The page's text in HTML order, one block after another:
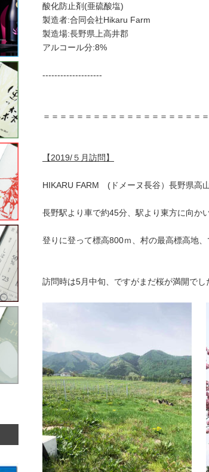
酸化防止剤(亜硫酸塩)
製造者:合同会社Hikaru Farm
製造場:長野県上高井郡
アルコール分:8%
--------------------
＝＝＝＝＝＝＝＝＝＝＝＝＝＝＝＝＝＝＝
【2019/５月訪問】
HIKARU FARM (ドメーヌ長谷）長野県高
長野駅より車で約45分、駅より東方に向か
登りに登って標高800ｍ、村の最高標高地
訪問時は5月中旬、ですがまだ桜が満開でし